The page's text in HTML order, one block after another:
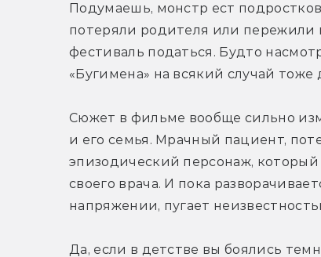
Подумаешь, монстр ест
потеряли родителя или пережили
фестиваль податься. Будто
«Бугимена» на всякий случай
Сюжет в фильме вообще сильно
и его семья. Мрачный пациент,
эпизодический персонаж,
своего врача. И пока
напряжении, пугает
Да, если в детстве вы боялись